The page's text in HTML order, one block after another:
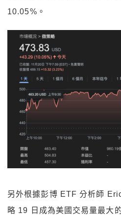
10.05%。
另外根據彭博 ETF 分析師
略 19 日成為美國交易量最大